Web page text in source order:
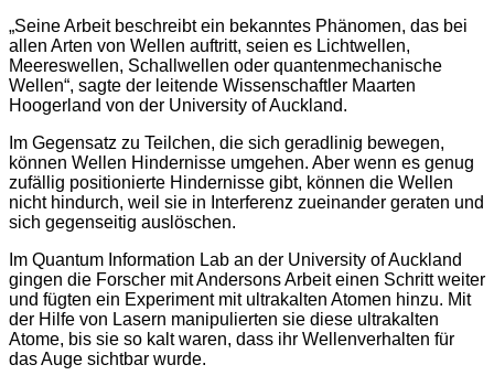
„Seine Arbeit beschreibt ein bekanntes Phänomen, das bei
allen Arten von Wellen auftritt, seien es Lichtwellen,
Meereswellen, Schallwellen oder quantenmechanische
Wellen“, sagte der leitende Wissenschaftler Maarten
Hoogerland von der University of Auckland.
Im Gegensatz zu Teilchen, die sich geradlinig bewegen,
können Wellen Hindernisse umgehen. Aber wenn es genug
zufällig positionierte Hindernisse gibt, können die Wellen
nicht hindurch, weil sie in Interferenz zueinander geraten und
sich gegenseitig auslöschen.
Im Quantum Information Lab an der University of Auckland
gingen die Forscher mit Andersons Arbeit einen Schritt weiter
und fügten ein Experiment mit ultrakalten Atomen hinzu. Mit
der Hilfe von Lasern manipulierten sie diese ultrakalten
Atome, bis sie so kalt waren, dass ihr Wellenverhalten für
das Auge sichtbar wurde.